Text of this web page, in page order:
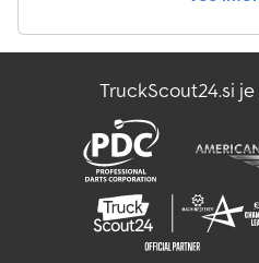
and securing options - 4 lashing
to us already included - Includes
(Part II) - Includes COC
No further unwanted costs -
(TÜV fee only) Further offers and
homepage. As we may not link
"Dapper Anhänger" in your search
optional equipment. Errors,
TruckScout24.si